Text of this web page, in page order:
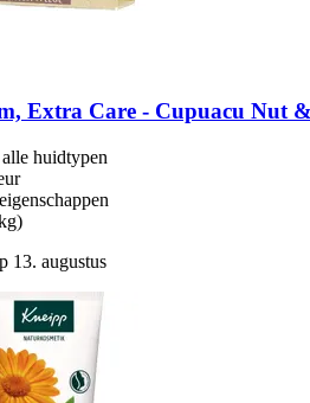
Extra Care -​ Cupuacu Nut
huidtypen
13. augustus